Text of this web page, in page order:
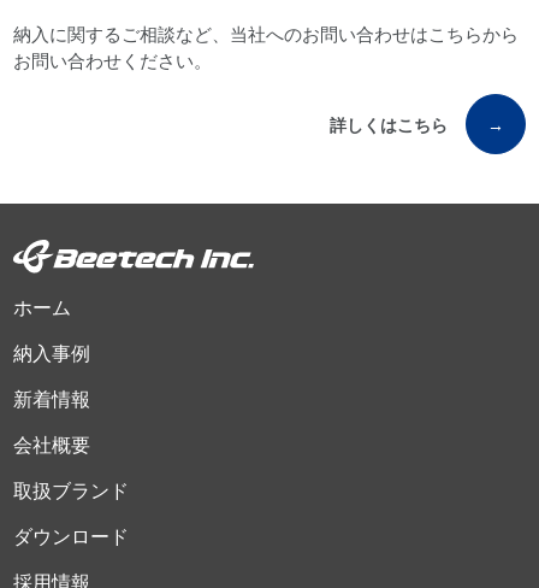
納入に関するご相談など、当社へのお問い合わせはこちらから
お問い合わせください。
詳しくはこちら →
ホーム
納入事例
新着情報
会社概要
取扱ブランド
ダウンロード
採用情報